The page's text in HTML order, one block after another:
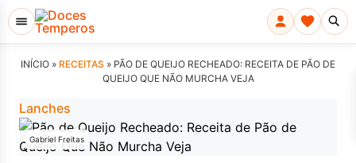
INÍCIO » RECEITAS » PÃO DE QUEIJO RECHEADO: RECEITA DE PÃO DE
QUEIJO QUE NÃO MURCHA VEJA
Lanches
Gabriel Freitas